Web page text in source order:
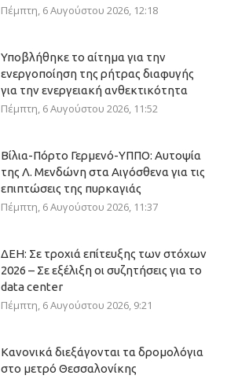
Πέμπτη, 6 Αυγούστου 2026, 12:18
Υποβλήθηκε το αίτημα για την
ενεργοποίηση της ρήτρας διαφυγής
για την ενεργειακή ανθεκτικότητα
Πέμπτη, 6 Αυγούστου 2026, 11:52
Βίλια-Πόρτο Γερμενό-ΥΠΠΟ: Αυτοψία
της Λ. Μενδώνη στα Αιγόσθενα για τις
επιπτώσεις της πυρκαγιάς
Πέμπτη, 6 Αυγούστου 2026, 11:37
ΔΕΗ: Σε τροχιά επίτευξης των στόχων
2026 – Σε εξέλιξη οι συζητήσεις για το
data center
Πέμπτη, 6 Αυγούστου 2026, 9:21
Κανονικά διεξάγονται τα δρομολόγια
στο μετρό Θεσσαλονίκης